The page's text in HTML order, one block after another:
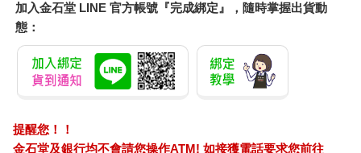
加入金石堂 LINE 官方帳號『完成綁定』，隨時掌握出貨動
態：
提醒您！！
金石堂及銀行均不會請您操作ATM! 如接獲電話要求您前往